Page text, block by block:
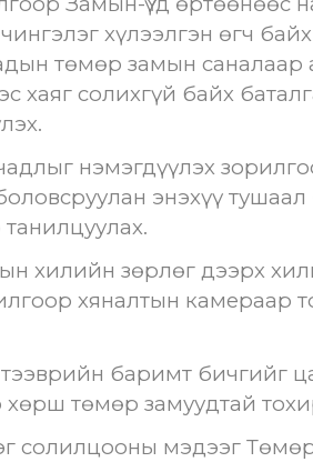
хүлээлгэн өгч
төмөр замын саналаар
хаяг солихгүй байх
нэмэгдүүлэх
энэхүү тушаал
хилийн зөрлөг дээрх
хяналтын камераар
баримт бичгийг
төмөр замуудтай
солилцооны мэдээг